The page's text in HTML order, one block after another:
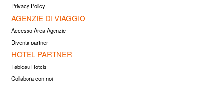
Privacy Policy
AGENZIE DI VIAGGIO
Accesso Area Agenzie
Diventa partner
HOTEL PARTNER
Tableau Hotels
Collabora con noi